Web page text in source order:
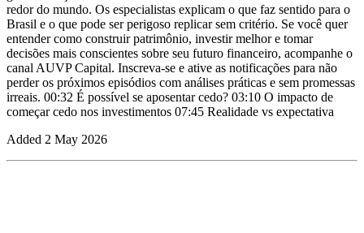
redor do mundo. Os especialistas explicam o que faz sentido para o
Brasil e o que pode ser perigoso replicar sem critério. Se você quer
entender como construir patrimônio, investir melhor e tomar
decisões mais conscientes sobre seu futuro financeiro, acompanhe o
canal AUVP Capital. Inscreva-se e ative as notificações para não
perder os próximos episódios com análises práticas e sem promessas
irreais. 00:32 É possível se aposentar cedo? 03:10 O impacto de
começar cedo nos investimentos 07:45 Realidade vs expectativa
Added 2 May 2026